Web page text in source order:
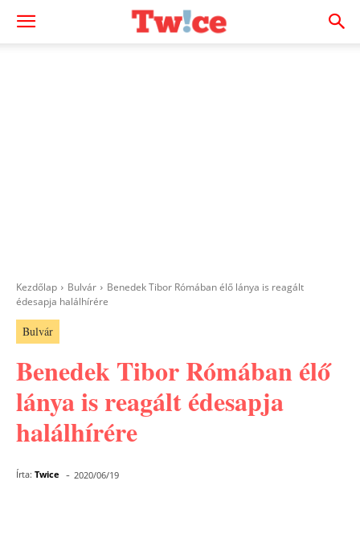
Kezdőlap Bulvár
Benedek Tibor Rómában élő lánya is reagált
édesapja halálhírére
Bulvár
Benedek Tibor Rómában élő
lánya is reagált édesapja
halálhírére
Írta: Twice - 2020/06/19